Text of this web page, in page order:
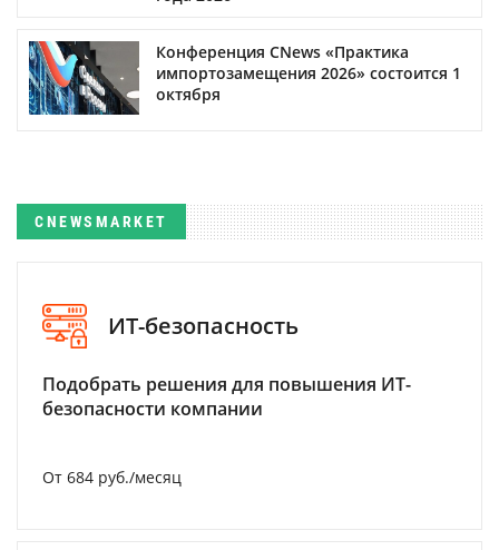
Конференция CNews «Практика
импортозамещения 2026» состоится 1
октября
CNEWSMARKET
ИТ-безопасность
Подобрать решения для повышения ИТ-
безопасности компании
От 684 руб./месяц